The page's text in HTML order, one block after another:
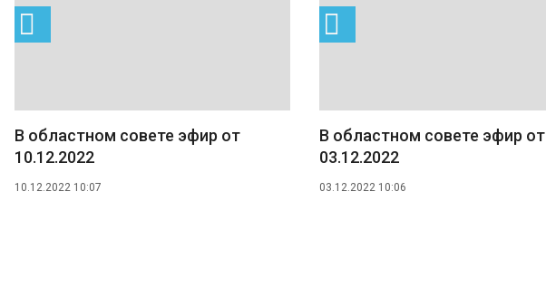
В областном совете эфир от
10.12.2022
10.12.2022 10:07
В областном совете эфир от
03.12.2022
03.12.2022 10:06